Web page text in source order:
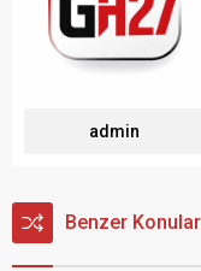
admin
Benzer Konular